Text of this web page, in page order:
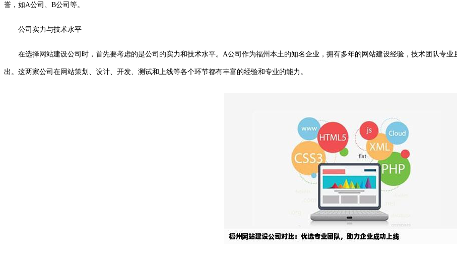
誉，如A公司、B公司等。
公司实力与技术水平
在选择网站建设公司时，首先要考虑的是公司的实力和技术水平。A公司作为福州本土的知名企业，拥有多年的网站建设经验，技术团队专
出。这两家公司在网站策划、设计、开发、测试和上线等各个环节都有丰富的经验和专业的能力。